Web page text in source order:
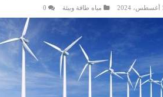
مياه طاقة وبيئة 0